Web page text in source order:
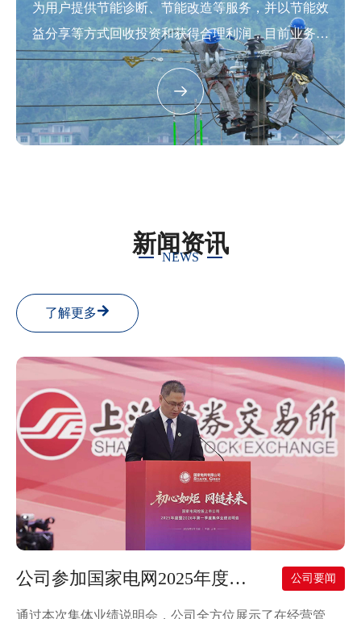
为用户提供节能诊断、节能改造等服务，并以节能效
益分享等方式回收投资和获得合理利润，目前业务已
覆盖全国20多个省、市、自治区。
新闻资讯
NEWS
了解更多
公司要闻
公司参加国家电网2025年度暨
通过本次集体业绩说明会，公司全方位展示了在经营管